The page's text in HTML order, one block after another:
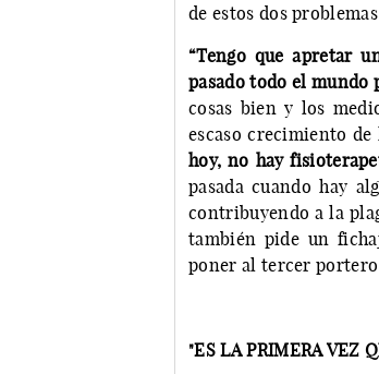
de estos dos
“Tengo que apretar
pasado todo el
cosas bien y los
escaso crecimiento
hoy, no hay
pasada cuando hay
contribuyendo a la
también pide un
poner al tercer portero
"ES LA PRIMERA VEZ